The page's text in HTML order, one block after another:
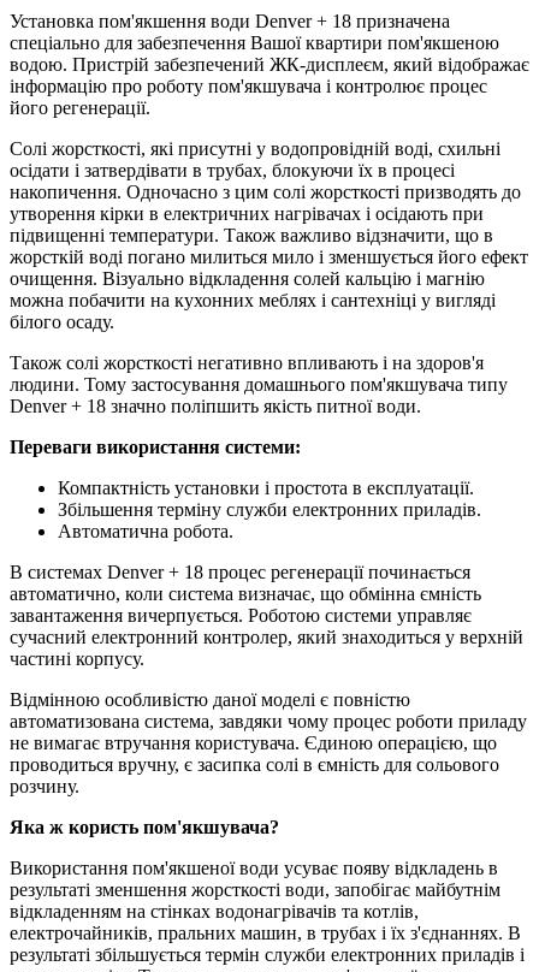
Установка пом'якшення води Denver + 18 призначена
спеціально для забезпечення Вашої квартири пом'якшеною
водою. Пристрій забезпечений ЖК-дисплеєм, який відображає
інформацію про роботу пом'якшувача і контролює процес
його регенерації.
Солі жорсткості, які присутні у водопровідній воді, схильні
осідати і затвердівати в трубах, блокуючи їх в процесі
накопичення. Одночасно з цим солі жорсткості призводять до
утворення кірки в електричних нагрівачах і осідають при
підвищенні температури. Також важливо відзначити, що в
жорсткій воді погано милиться мило і зменшується його ефект
очищення. Візуально відкладення солей кальцію і магнію
можна побачити на кухонних меблях і сантехніці у вигляді
білого осаду.
Також солі жорсткості негативно впливають і на здоров'я
людини. Тому застосування домашнього пом'якшувача типу
Denver + 18 значно поліпшить якість питної води.
Переваги використання системи:
Компактність установки і простота в експлуатації.
Збільшення терміну служби електронних приладів.
Автоматична робота.
В системах Denver + 18 процес регенерації починається
автоматично, коли система визначає, що обмінна ємність
завантаження вичерпується. Роботою системи управляє
сучасний електронний контролер, який знаходиться у верхній
частині корпусу.
Відмінною особливістю даної моделі є повністю
автоматизована система, завдяки чому процес роботи приладу
не вимагає втручання користувача. Єдиною операцією, що
проводиться вручну, є засипка солі в ємність для сольового
розчину.
Яка ж користь пом'якшувача?
Використання пом'якшеної води усуває появу відкладень в
результаті зменшення жорсткості води, запобігає майбутнім
відкладенням на стінках водонагрівачів та котлів,
електрочайників, пральних машин, в трубах і їх з'єднаннях. В
результаті збільшується термін служби електронних приладів і